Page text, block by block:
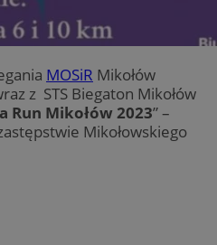
MOSiR Mikołów
z STS Biegaton Mikołów
Run Mikołów 2023” –
Mikołowskiego